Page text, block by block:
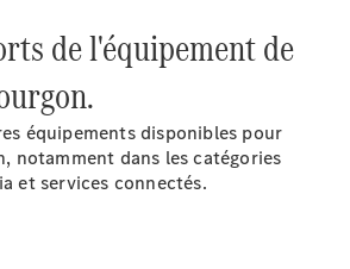
de l'équipement de
équipements disponibles pour
notamment dans les catégories
et services connectés.